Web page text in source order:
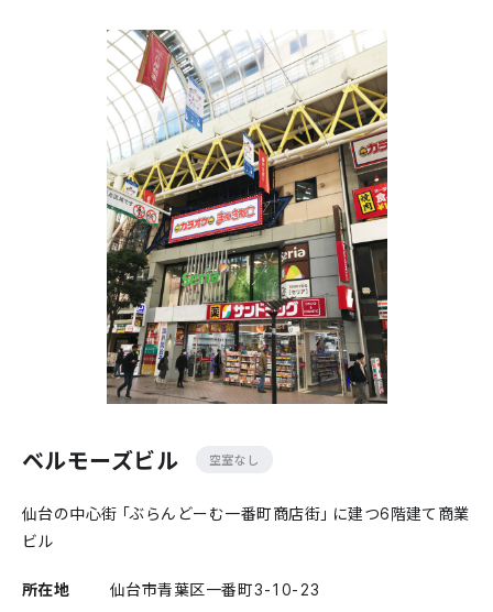
ベルモーズビル 空室なし
仙台の中心街「ぶらんどーむ一番町商店街」に建つ6階建て商業
ビル
所在地
仙台市青葉区一番町3-10-23